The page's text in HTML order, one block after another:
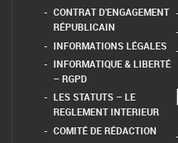
CONTRAT D’ENGAGEMENT
RÉPUBLICAIN
INFORMATIONS LÉGALES
INFORMATIQUE & LIBERTÉ
– RGPD
LES STATUTS – LE
REGLEMENT INTERIEUR
COMITÉ DE RÉDACTION